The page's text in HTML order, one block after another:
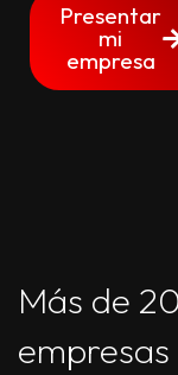
Presentar
mi
empresa
Más de
empresas